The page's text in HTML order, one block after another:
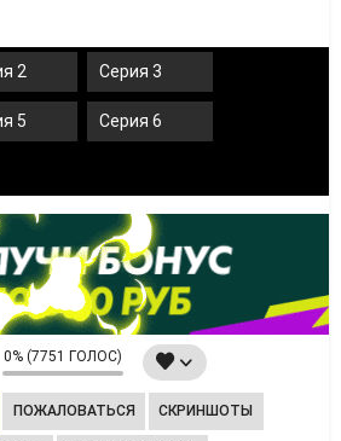
2 Серия 3
5 Серия 6
0% (7751 ГОЛОС)
ПОЖАЛОВАТЬСЯ СКРИНШОТЫ